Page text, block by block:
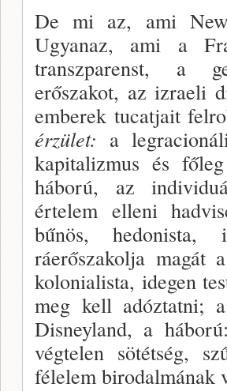
De mi az, ami New
Ugyanaz, ami a
transzparenst, a
erőszakot, az izraeli
emberek tucatjait
ér­zület: a
kapitalizmus és
háború, az
értelem elleni
bűnös, hedonista,
ráerőszakolja magát
kolonialista, idegen
meg kell adóztatni; a
Disneyland, a
végtelen sötétség,
félelem birodalmának